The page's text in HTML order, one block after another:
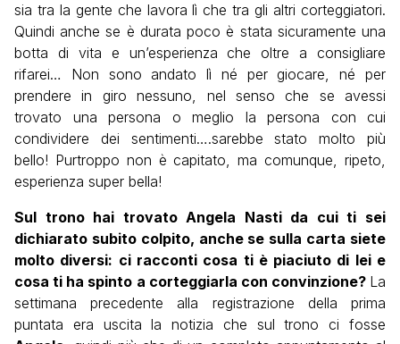
sia tra la gente che lavora lì che tra gli altri corteggiatori.
Quindi anche se è durata poco è stata sicuramente una
botta di vita e un’esperienza che oltre a consigliare
rifarei… Non sono andato lì né per giocare, né per
prendere in giro nessuno, nel senso che se avessi
trovato una persona o meglio la persona con cui
condividere dei sentimenti….sarebbe stato molto più
bello! Purtroppo non è capitato, ma comunque, ripeto,
esperienza super bella!
Sul trono hai trovato Angela Nasti da cui ti sei
dichiarato subito colpito, anche se sulla carta siete
molto diversi: ci racconti cosa ti è piaciuto di lei e
cosa ti ha spinto a corteggiarla con convinzione? La
settimana precedente alla registrazione della prima
puntata era uscita la notizia che sul trono ci fosse